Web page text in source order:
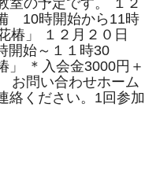
10時開始から11時
」 １２月２０日
始～１１時30
＊入会金3000円＋
お問い合わせホーム
絡ください。1回参加